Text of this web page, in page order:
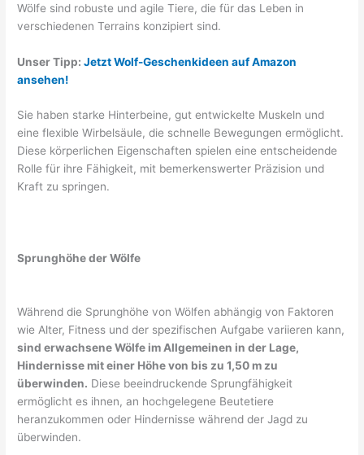
Wölfe sind robuste und agile Tiere, die für das Leben in
verschiedenen Terrains konzipiert sind.
Unser Tipp:Jetzt Wolf-Geschenkideen auf Amazon
ansehen!
Sie haben starke Hinterbeine, gut entwickelte Muskeln und
eine flexible Wirbelsäule, die schnelle Bewegungen ermöglicht.
Diese körperlichen Eigenschaften spielen eine entscheidende
Rolle für ihre Fähigkeit, mit bemerkenswerter Präzision und
Kraft zu springen.
Sprunghöhe der Wölfe
Während die Sprunghöhe von Wölfen abhängig von Faktoren
wie Alter, Fitness und der spezifischen Aufgabe variieren kann,
sind erwachsene Wölfe im Allgemeinen in der Lage,
Hindernisse mit einer Höhe von bis zu 1,50 m zu
überwinden. Diese beeindruckende Sprungfähigkeit
ermöglicht es ihnen, an hochgelegene Beutetiere
heranzukommen oder Hindernisse während der Jagd zu
überwinden.